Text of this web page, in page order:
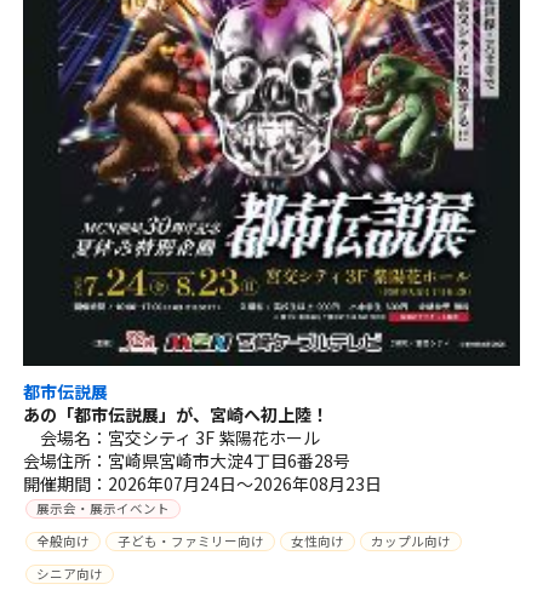
都市伝説展
あの「都市伝説展」が、宮崎へ初上陸！
会場名：宮交シティ 3F 紫陽花ホール
会場住所：宮崎県宮崎市大淀4丁目6番28号
開催期間：2026年07月24日～2026年08月23日
展示会・展示イベント
全般向け
子ども・ファミリー向け 女性向け
カップル向け
シニア向け